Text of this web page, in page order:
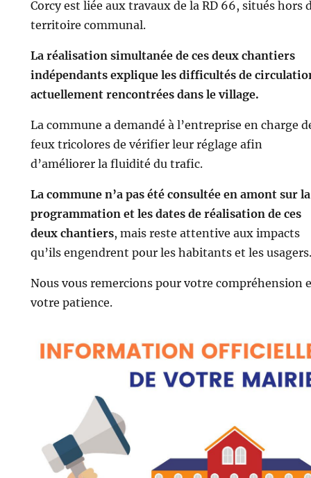
Corcy est liée aux travaux de la RD 66, situés hors
territoire communal.
La réalisation simultanée de ces deux chantiers
indépendants explique les difficultés de
actuellement rencontrées dans le village.
La commune a demandé à l’entreprise en charge
feux tricolores de vérifier leur réglage afin
d’améliorer la fluidité du trafic.
La commune n’a pas été consultée en amont sur la
programmation et les dates de réalisation de ces
deux chantiers, mais reste attentive aux impacts
qu’ils engendrent pour les habitants et les usagers.
Nous vous remercions pour votre compréhension
votre patience.